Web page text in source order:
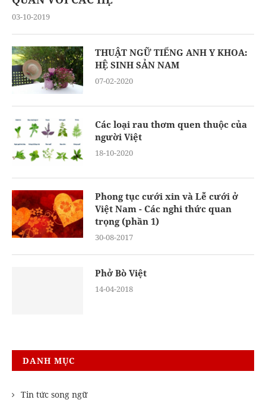
03-10-2019
THUẬT NGỮ TIẾNG ANH Y KHOA:
HỆ SINH SẢN NAM
07-02-2020
Các loại rau thơm quen thuộc của
người Việt
18-10-2020
Phong tục cưới xin và Lễ cưới ở
Việt Nam - Các nghi thức quan
trọng (phần 1)
30-08-2017
Phở Bò Việt
14-04-2018
DANH MỤC
Tin tức song ngữ